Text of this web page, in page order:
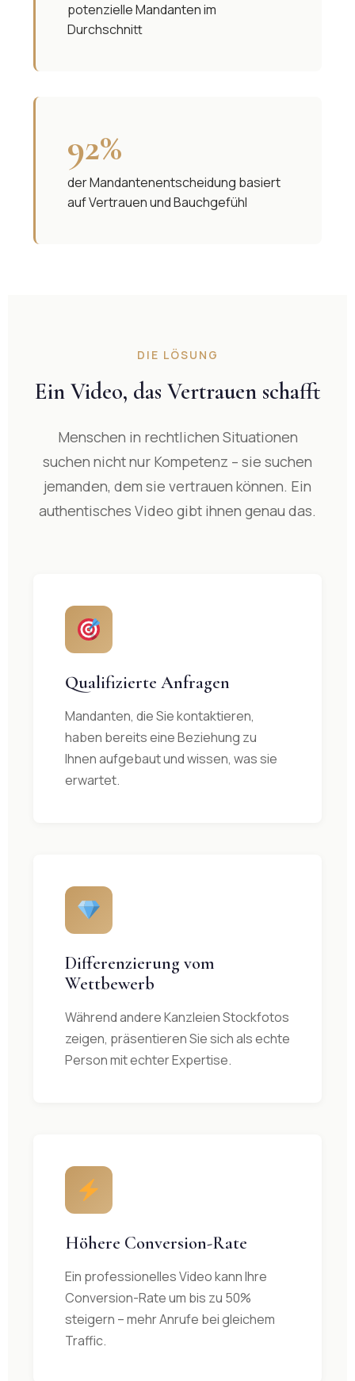
potenzielle Mandanten im
Durchschnitt
92%
der Mandantenentscheidung basiert
auf Vertrauen und Bauchgefühl
DIE LÖSUNG
Ein Video, das Vertrauen schafft
Menschen in rechtlichen Situationen
suchen nicht nur Kompetenz – sie suchen
jemanden, dem sie vertrauen können. Ein
authentisches Video gibt ihnen genau das.
Qualifizierte Anfragen
Mandanten, die Sie kontaktieren,
haben bereits eine Beziehung zu
Ihnen aufgebaut und wissen, was sie
erwartet.
Differenzierung vom
Wettbewerb
Während andere Kanzleien Stockfotos
zeigen, präsentieren Sie sich als echte
Person mit echter Expertise.
Höhere Conversion-Rate
Ein professionelles Video kann Ihre
Conversion-Rate um bis zu 50%
steigern – mehr Anrufe bei gleichem
Traffic.